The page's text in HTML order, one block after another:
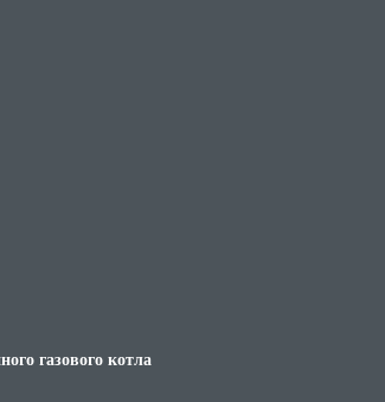
газового котла